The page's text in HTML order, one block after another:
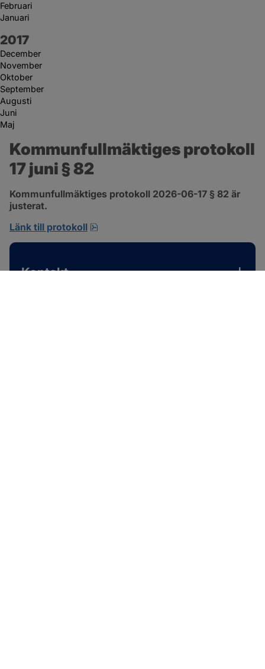
Februari
Januari
År:
2017
December
November
Oktober
September
Augusti
Juni
Maj
Kommunfullmäktiges protokoll
17 juni § 82
Kommunfullmäktiges protokoll 2026-06-17 § 82 är
justerat.
Länk till protokoll
Kontakt